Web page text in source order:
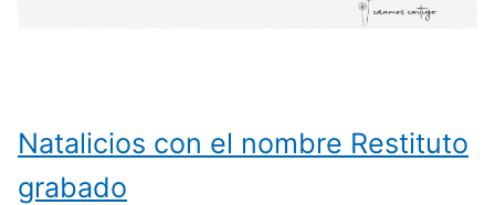
Natalicios con el nombre Restituto
grabado